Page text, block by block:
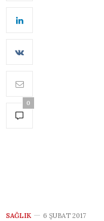
0
SAĞLIK 6 ŞUBAT 2017